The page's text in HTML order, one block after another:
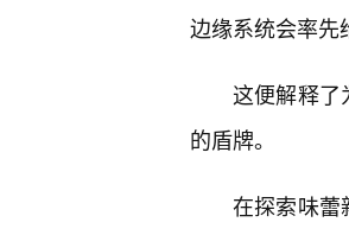
边缘系统会率先
这便解释了
的盾牌。
在探索味蕾